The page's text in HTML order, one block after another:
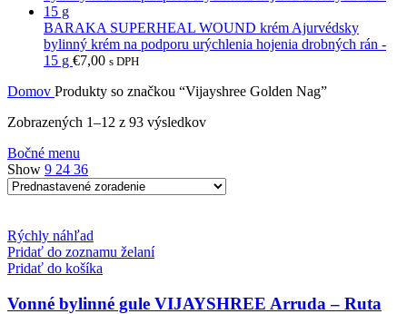
BARAKA SUPERHEAL WOUND krém Ajurvédsky
bylinný krém na podporu urýchlenia hojenia drobných rán -
15 g €7,00 s DPH
Domov Produkty so značkou “Vijayshree Golden Nag”
Zobrazených 1–12 z 93 výsledkov
Bočné menu
Show 9 24 36
Rýchly náhľad
Pridať do zoznamu želaní
Pridať do košíka
Vonné bylinné gule VIJAYSHREE Arruda – Ruta